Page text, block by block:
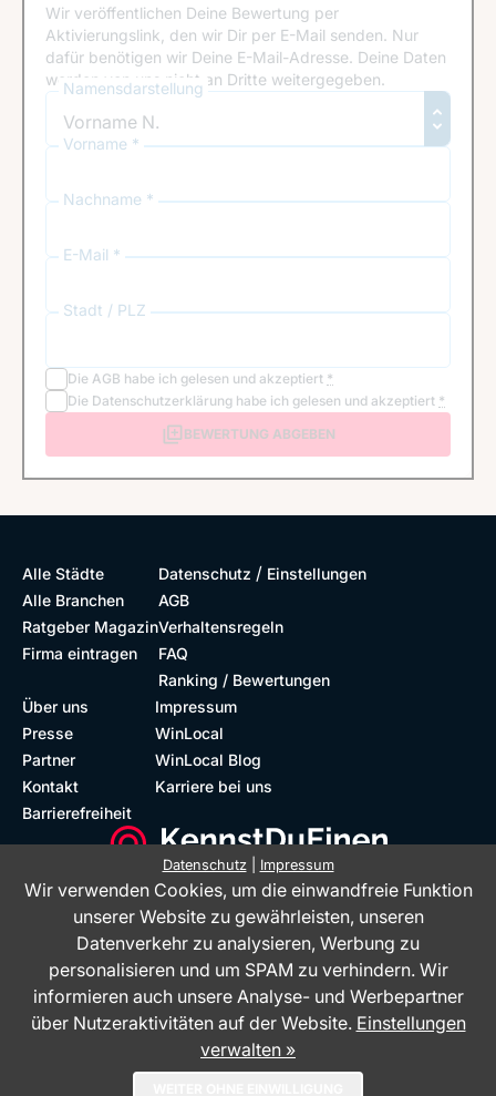
Wir veröffentlichen Deine Bewertung per
Aktivierungslink, den wir Dir per E-Mail senden. Nur
dafür benötigen wir Deine E-Mail-Adresse. Deine Daten
werden von uns nicht an Dritte weitergegeben.
Namensdarstellung
Vorname *
Nachname *
E-Mail *
Stadt / PLZ
Die AGB habe ich gelesen und akzeptiert *
Die Datenschutzerklärung habe ich gelesen und akzeptiert *
BEWERTUNG ABGEBEN
Alle Städte
Alle Branchen
Ratgeber Magazin
Firma eintragen
Datenschutz / Einstellungen
AGB
Verhaltensregeln
FAQ
Ranking / Bewertungen
Über uns
Presse
Partner
Kontakt
Barrierefreiheit
Impressum
WinLocal
WinLocal Blog
Karriere bei uns
Datenschutz| Impressum
Wir verwenden Cookies, um die einwandfreie Funktion
unserer Website zu gewährleisten, unseren
Datenverkehr zu analysieren, Werbung zu
personalisieren und um SPAM zu verhindern. Wir
informieren auch unsere Analyse- und Werbepartner
über Nutzeraktivitäten auf der Website. Einstellungen
verwalten »